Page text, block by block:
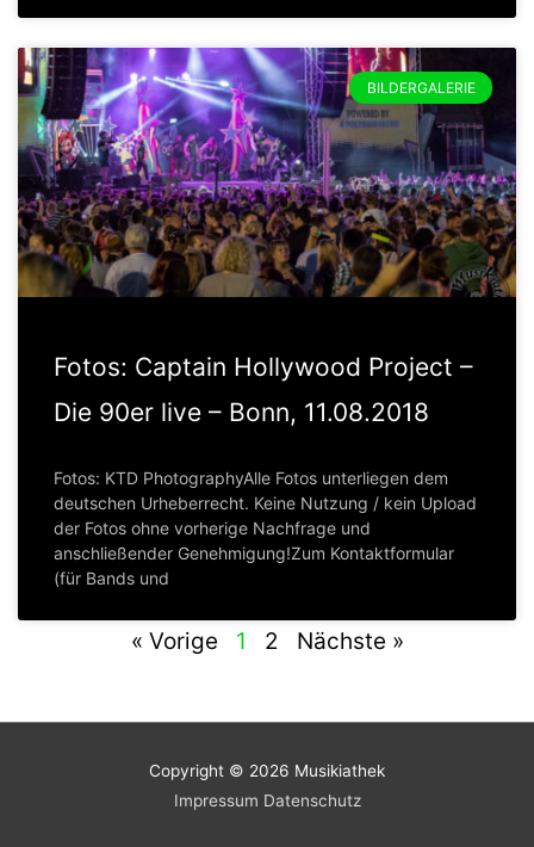
BILDERGALERIE
Fotos: Captain Hollywood Project –
Die 90er live – Bonn, 11.08.2018
Fotos: KTD PhotographyAlle Fotos unterliegen dem
deutschen Urheberrecht. Keine Nutzung / kein Upload
der Fotos ohne vorherige Nachfrage und
anschließender Genehmigung!Zum Kontaktformular
(für Bands und
« Vorige 1 2 Nächste »
Copyright © 2026 Musikiathek
Impressum Datenschutz